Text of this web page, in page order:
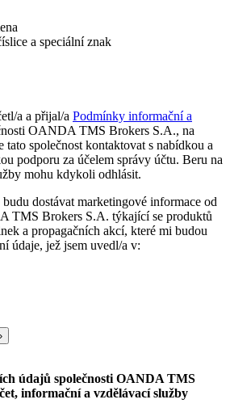
a speciální znak
a a přijal/a Podmínky informační a
OANDA TMS Brokers S.A., na
tato společnost kontaktovat s nabídkou a
podporu za účelem správy účtu. Beru na
mohu kdykoli odhlásit.
dostávat marketingové informace od
TMS Brokers S.A. týkající se produktů
a propagačních akcí, které mi budou
údaje, jež jsem uvedl/a v:
údajů společnosti OANDA TMS
informační a vzdělávací služby